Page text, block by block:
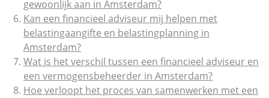
gewoonlijk aan in Amsterdam?
Kan een financieel adviseur mij helpen met
belastingaangifte en belastingplanning in
Amsterdam?
Wat is het verschil tussen een financieel adviseur en
een vermogensbeheerder in Amsterdam?
Hoe verloopt het proces van samenwerken met een